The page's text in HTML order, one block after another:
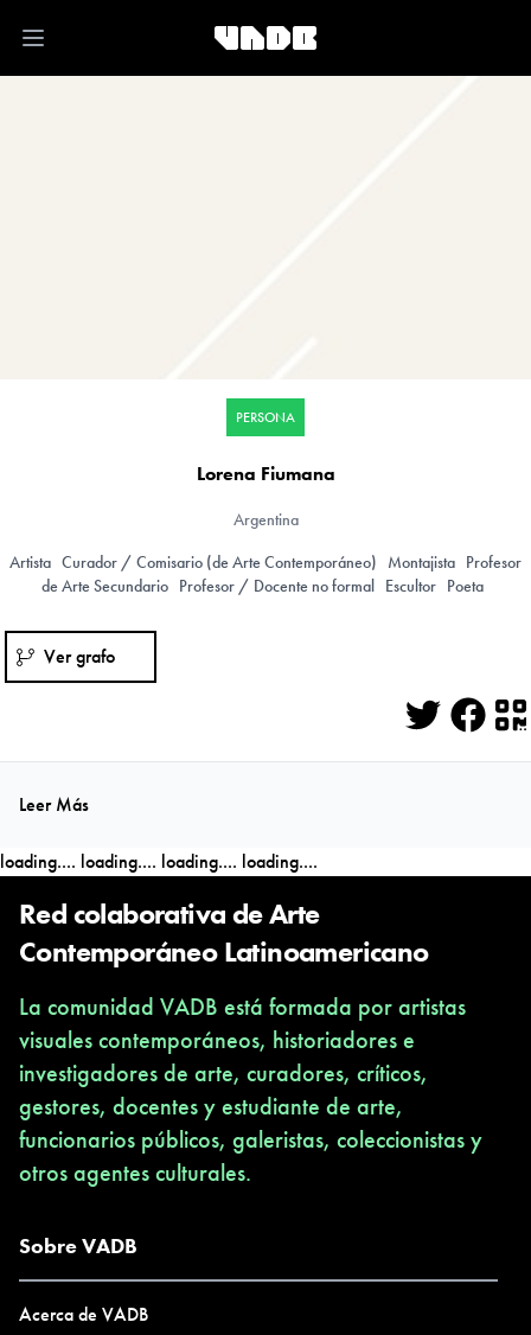
Open main menu
PERSONA
Lorena Fiumana
Argentina
Artista Curador / Comisario (de Arte Contemporáneo) Montajista Profesor
de Arte Secundario Profesor / Docente no formal Escultor Poeta
Ver grafo
Twitter
Leer Más
loading.... loading.... loading.... loading....
Red colaborativa de Arte
Contemporáneo Latinoamericano
La comunidad VADB está formada por artistas
visuales contemporáneos, historiadores e
investigadores de arte, curadores, críticos,
gestores, docentes y estudiante de arte,
funcionarios públicos, galeristas, coleccionistas y
otros agentes culturales.
Sobre VADB
Acerca de VADB